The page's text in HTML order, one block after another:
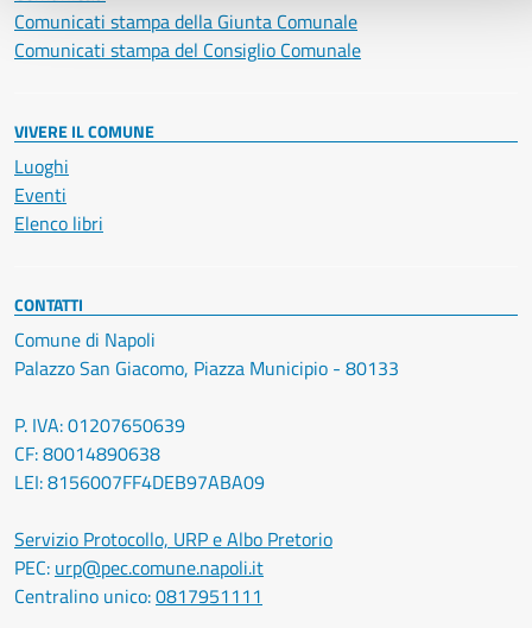
Comunicati stampa della Giunta Comunale
Comunicati stampa del Consiglio Comunale
VIVERE IL COMUNE
Luoghi
Eventi
Elenco libri
CONTATTI
Comune di Napoli
Palazzo San Giacomo, Piazza Municipio - 80133
P. IVA: 01207650639
CF: 80014890638
LEI: 8156007FF4DEB97ABA09
Servizio Protocollo, URP e Albo Pretorio
PEC: urp@pec.comune.napoli.it
Centralino unico:0817951111